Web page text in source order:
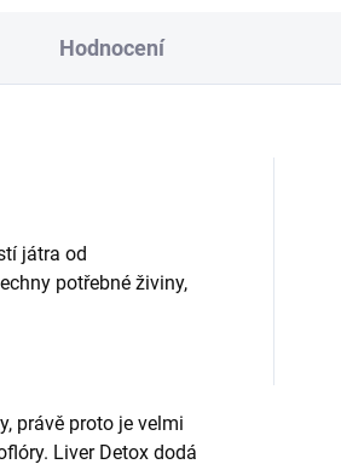
Hodnocení
játra od
potřebné živiny,
právě proto je velmi
Liver Detox dodá